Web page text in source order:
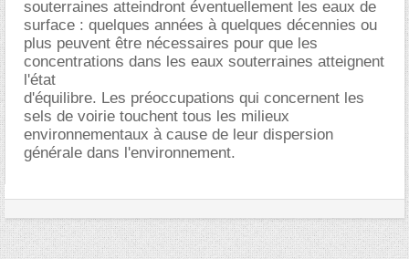
souterraines atteindront éventuellement les eaux de
surface : quelques années à quelques décennies ou
plus peuvent être nécessaires pour que les
concentrations dans les eaux souterraines atteignent
l'état
d'équilibre. Les préoccupations qui concernent les
sels de voirie touchent tous les milieux
environnementaux à cause de leur dispersion
générale dans l'environnement.